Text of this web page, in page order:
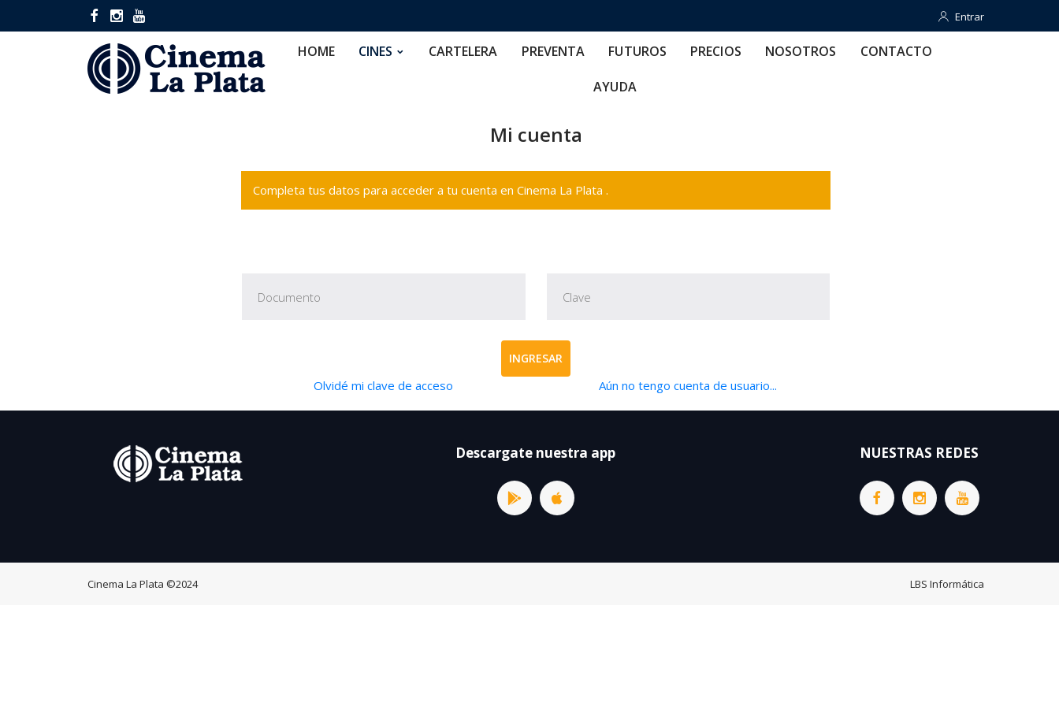
Entrar
Entrar
HOME CINES CARTELERA PREVENTA FUTUROS PRECIOS NOSOTROS CONTACTO
AYUDA
Mi cuenta
Completa tus datos para acceder a tu cuenta en Cinema La Plata .
INGRESAR
Olvidé mi clave de acceso Aún no tengo cuenta de usuario...
Descargate nuestra app NUESTRAS REDES
Cinema La Plata ©2024 LBS Informática